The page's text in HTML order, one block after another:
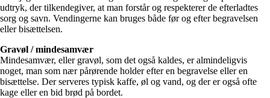
udtryk, der tilkendegiver, at man forstår og respekterer de efterladtes
sorg og savn. Vendingerne kan bruges både før og efter begravelsen
eller bisættelsen.
Gravøl / mindesamvær
Mindesamvær, eller gravøl, som det også kaldes, er almindeligvis
noget, man som nær pårørende holder efter en begravelse eller en
bisættelse. Der serveres typisk kaffe, øl og vand, og der er også ofte
kage eller en bid brød på bordet.